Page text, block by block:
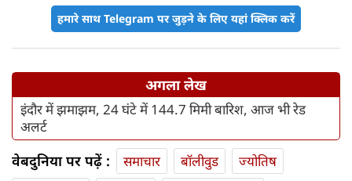
हमारे साथ Telegram पर जुड़ने के लिए यहां क्लिक करें
अगला लेख
इंदौर में झमाझम, 24 घंटे में 144.7 मिमी बारिश, आज भी रेड
अलर्ट
वेबदुनिया पर पढ़ें : समाचार बॉलीवुड
ज्योतिष